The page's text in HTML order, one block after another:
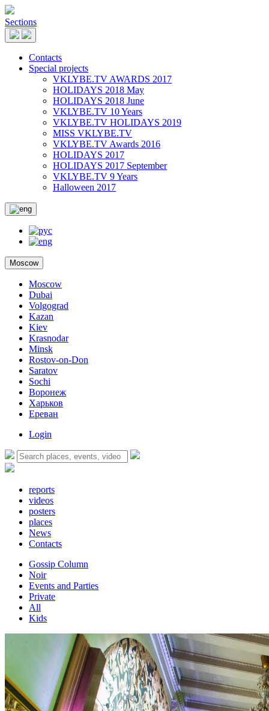
Sections
Contacts
Special projects
VKLYBE.TV AWARDS 2017
HOLIDAYS 2018 May
HOLIDAYS 2018 June
VKLYBE.TV 10 Years
VKLYBE.TV HOLIDAYS 2019
MISS VKLYBE.TV
VKLYBE.TV Awards 2016
HOLIDAYS 2017
HOLIDAYS 2017 September
VKLYBE.TV 9 Years
Halloween 2017
Moscow
Moscow
Dubai
Volgograd
Kazan
Kiev
Krasnodar
Minsk
Rostov-on-Don
Saratov
Sochi
Воронеж
Харьков
Ереван
Login
reports
videos
posters
places
News
Contacts
Gossip Column
Noir
Events and Parties
Private
All
Kids